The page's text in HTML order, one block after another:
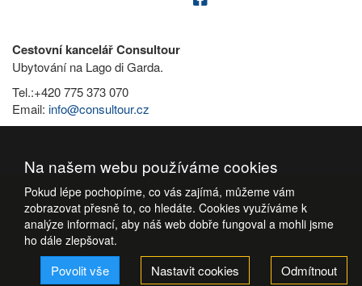
Cestovní kancelář Consultour
Ubytování na Lago di Garda.
Tel.:+420 775 373 070
Email: info@consultour.cz
Na našem webu používáme cookies
Pokud lépe pochopíme, co vás zajímá, můžeme vám
zobrazovat přesně to, co hledáte. Cookies využíváme k
analýze informací, aby náš web dobře fungoval a mohli jsme
ho dále zlepšovat.
Povolit vše Nastavit cookies Odmítnout